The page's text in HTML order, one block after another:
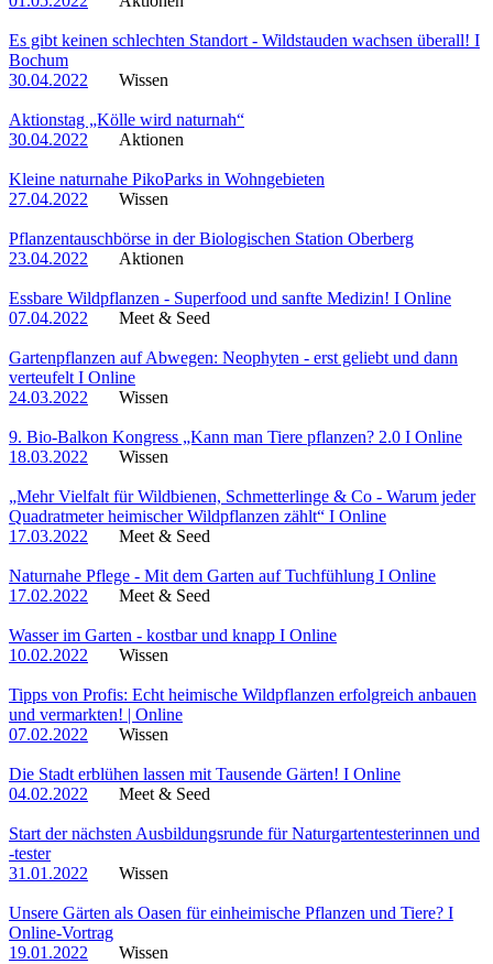
Es gibt keinen schlechten Standort - Wildstauden wachsen überall! I
Bochum
30.04.2022
Wissen
Aktionstag „Kölle wird naturnah“
30.04.2022
Aktionen
Kleine naturnahe PikoParks in Wohngebieten
27.04.2022
Wissen
Pflanzentauschbörse in der Biologischen Station Oberberg
23.04.2022
Aktionen
Essbare Wildpflanzen - Superfood und sanfte Medizin! I Online
07.04.2022
Meet & Seed
Gartenpflanzen auf Abwegen: Neophyten - erst geliebt und dann
verteufelt I Online
24.03.2022
Wissen
9. Bio-Balkon Kongress „Kann man Tiere pflanzen? 2.0 I Online
18.03.2022
Wissen
„Mehr Vielfalt für Wildbienen, Schmetterlinge & Co - Warum jeder
Quadratmeter heimischer Wildpflanzen zählt“ I Online
17.03.2022
Meet & Seed
Naturnahe Pflege - Mit dem Garten auf Tuchfühlung I Online
17.02.2022
Meet & Seed
Wasser im Garten - kostbar und knapp I Online
10.02.2022
Wissen
Tipps von Profis: Echt heimische Wildpflanzen erfolgreich anbauen
und vermarkten! | Online
07.02.2022
Wissen
Die Stadt erblühen lassen mit Tausende Gärten! I Online
04.02.2022
Meet & Seed
Start der nächsten Ausbildungsrunde für Naturgartentesterinnen und
-tester
31.01.2022
Wissen
Unsere Gärten als Oasen für einheimische Pflanzen und Tiere? I
Online-Vortrag
19.01.2022
Wissen